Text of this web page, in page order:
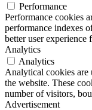
Performance
Performance cookies
performance indexes
better user experience
Analytics
Analytics
Analytical cookies are
the website. These
number of visitors,
Advertisement